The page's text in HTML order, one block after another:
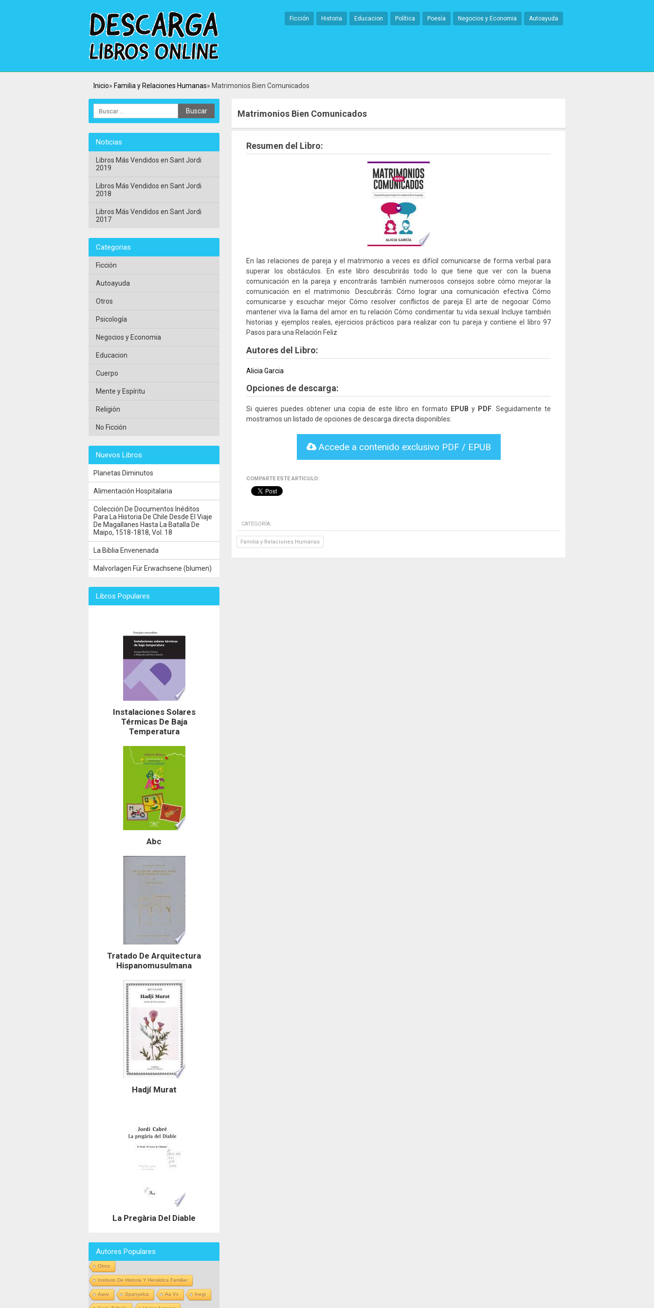
Ficción Historia Educacion Política Poesía Negocios y Economia Autoayuda
Inicio Familia y Relaciones Humanas Matrimonios Bien Comunicados
Matrimonios Bien Comunicados
Resumen del Libro:
En las relaciones de pareja y el matrimonio a veces es difícil comunicarse de forma verbal para
superar los obstáculos. En este libro descubrirás todo lo que tiene que ver con la buena
comunicación en la pareja y encontrarás también numerosos consejos sobre cómo mejorar la
comunicación en el matrimonio. Descubrirás: Cómo lograr una comunicación efectiva Cómo
comunicarse y escuchar mejor Cómo resolver conflictos de pareja El arte de negociar Cómo
mantener viva la llama del amor en tu relación Cómo condimentar tu vida sexual Incluye también
historias y ejemplos reales, ejercicios prácticos para realizar con tu pareja y contiene el libro 97
Pasos para una Relación Feliz
Autores del Libro:
Alicia Garcia
Opciones de descarga:
Si quieres puedes obtener una copia de este libro en formato EPUB y PDF . Seguidamente te
mostramos un listado de opciones de descarga directa disponibles:
Accede a contenido exclusivo PDF / EPUB
COMPARTE ESTE ARTICULO:
CATEGORÍA:
Familia y Relaciones Humanas
Noticias
Libros Más Vendidos en Sant Jordi
2019
Libros Más Vendidos en Sant Jordi
2018
Libros Más Vendidos en Sant Jordi
2017
Categorias
Ficción
Autoayuda
Otros
Psicología
Negocios y Economia
Educacion
Cuerpo
Mente y Espíritu
Religión
No Ficción
Nuevos Libros
Planetas Diminutos
Alimentación Hospitalaria
Colección De Documentos Inéditos
Para La Historia De Chile Desde El Viaje
De Magallanes Hasta La Batalla De
Maipo, 1518-1818, Vol. 18
La Biblia Envenenada
Malvorlagen Für Erwachsene (blumen)
Libros Populares
Instalaciones Solares
Térmicas De Baja
Temperatura
Abc
Tratado De Arquitectura
Hispanomusulmana
Hadjí Murat
La Pregària Del Diable
Autores Populares
Otros
Instituto De Historia Y Heraldica Familiar
Aavv Spanyolca Aa Vv Inegi